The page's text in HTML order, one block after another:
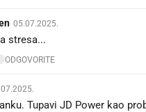
05.07.2025.
stresa...
ODGOVORITE
Tupavi JD Power kao